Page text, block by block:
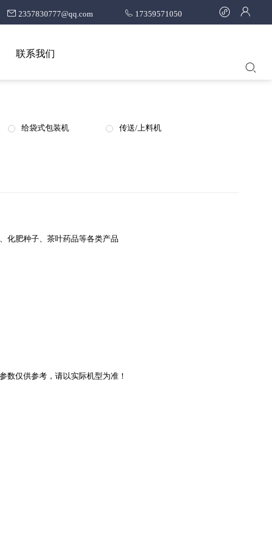
2357830777@qq.com 17359571050
联系我们
给袋式包装机 传送/上料机
化肥种子、茶叶药品等各类产品
数仅供参考，请以实际机型为准！